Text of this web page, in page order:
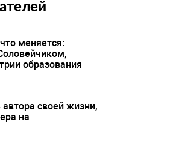
меняется:
образования
своей жизни,
на